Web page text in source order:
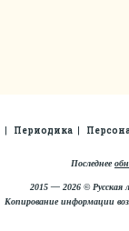
Периодика
Последнее
2015 — 2026 © Русская
Копирование информации